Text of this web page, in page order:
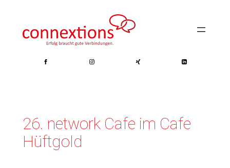
springen
26. network Cafe im Cafe
Hüftgold